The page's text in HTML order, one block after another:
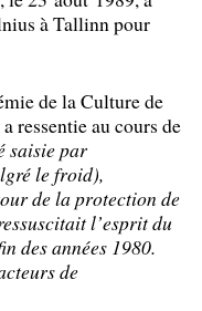
à Tallinn pour
de la Culture de
ressentie au cours de
saisie par
le froid),
de la protection de
l’esprit du
des années 1980.
de